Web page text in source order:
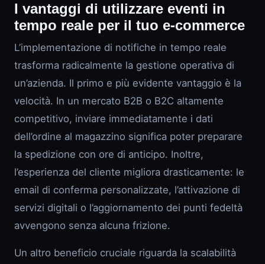
I vantaggi di utilizzare eventi in
tempo reale per il tuo e-commerce
L’implementazione di notifiche in tempo reale
trasforma radicalmente la gestione operativa di
un’azienda. Il primo e più evidente vantaggio è la
velocità. In un mercato B2B o B2C altamente
competitivo, inviare immediatamente i dati
dell’ordine al magazzino significa poter preparare
la spedizione con ore di anticipo. Inoltre,
l’esperienza del cliente migliora drasticamente: le
email di conferma personalizzate, l’attivazione di
servizi digitali o l’aggiornamento dei punti fedeltà
avvengono senza alcuna frizione.
Un altro beneficio cruciale riguarda la scalabilità